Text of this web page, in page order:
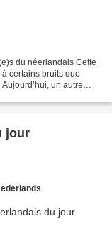
du néerlandais Cette
certains bruits que
un autre
jour